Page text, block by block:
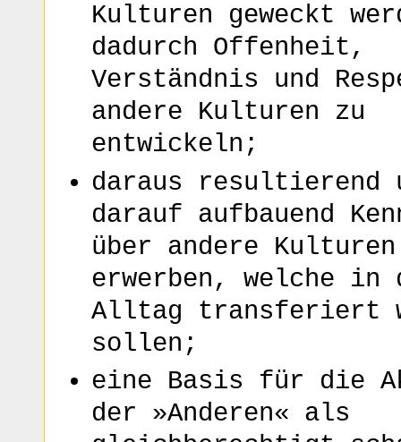
Kulturen geweckt
dadurch Offenheit,
Verständnis und
andere Kulturen zu
entwickeln;
daraus resultierend
darauf aufbauend
über andere Kulturen
erwerben, welche in
Alltag transferiert
sollen;
eine Basis für die
der »Anderen« als